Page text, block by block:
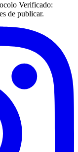
Verificado:
de publicar.